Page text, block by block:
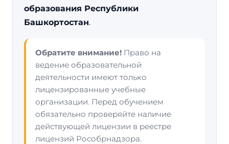
образования Республики
Башкортостан.
Обратите внимание! Право на
ведение образовательной
деятельности имеют только
лицензированные учебные
организации. Перед обучением
обязательно проверяйте наличие
действующей лицензии в реестре
лицензий Рособрнадзора.